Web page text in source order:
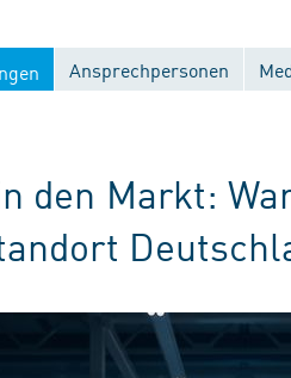
Ansprechpersonen
den Markt: